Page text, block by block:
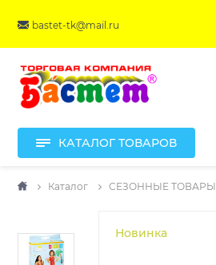
bastet-tk@mail.ru
КАТАЛОГ ТОВАРОВ
Каталог СЕЗОННЫЕ ТОВАРЫ
Новинка